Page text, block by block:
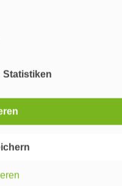
Marketing und
Statistiken